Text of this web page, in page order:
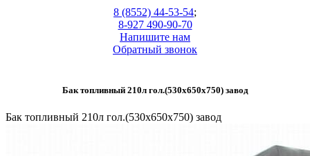
8 (8552) 44-53-54;
8-927 490-90-70
Напишите нам
Обратный звонок
Бак топливный 210л гол.(530х650х750) завод
Бак топливный 210л гол.(530х650х750) завод